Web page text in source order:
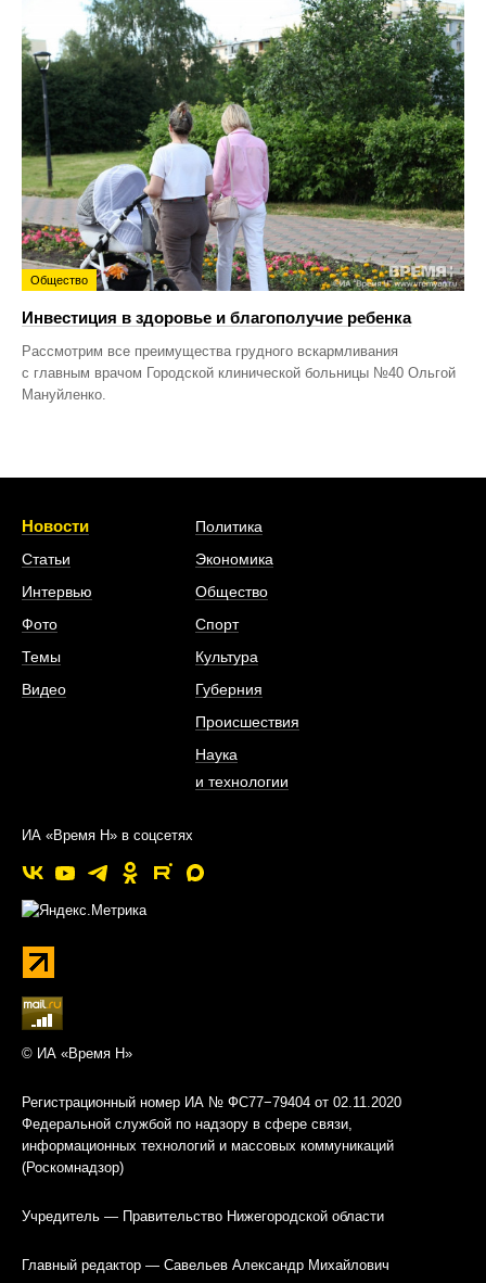
Общество
Инвестиция в здоровье и благополучие ребенка
Рассмотрим все преимущества грудного вскармливания
с главным врачом Городской клинической больницы №40 Ольгой
Мануйленко.
Новости
Статьи
Интервью
Фото
Темы
Видео
Политика
Экономика
Общество
Спорт
Культура
Губерния
Происшествия
Наука
и технологии
ИА «Время Н» в соцсетях
© ИА «Время Н»
Регистрационный номер ИА № ФС77−79404 от 02.11.2020
Федеральной службой по надзору в сфере связи,
информационных технологий и массовых коммуникаций
(Роскомнадзор)
Учредитель — Правительство Нижегородской области
Главный редактор — Савельев Александр Михайлович